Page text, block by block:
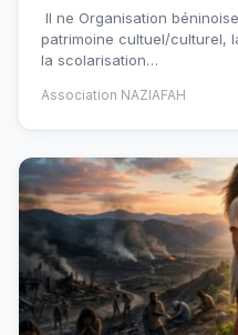
Il ne Organisation
patrimoine cultuel/culturel,
la scolarisation…
Association NAZIAFAH